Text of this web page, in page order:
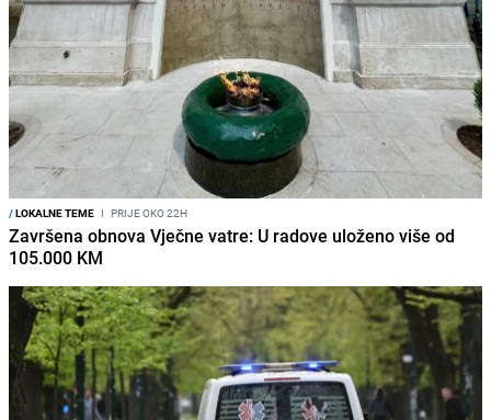
/LOKALNE TEME I PRIJE OKO 22H
Završena obnova Vječne vatre: U radove uloženo više od
105.000 KM